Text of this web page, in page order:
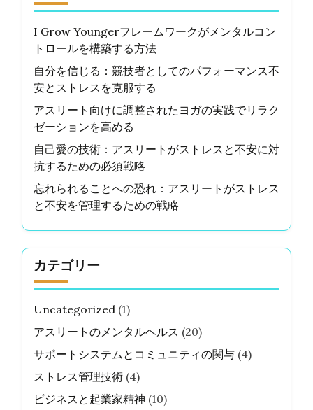
I Grow Youngerフレームワークがメンタルコン
トロールを構築する方法
自分を信じる：競技者としてのパフォーマンス不
安とストレスを克服する
アスリート向けに調整されたヨガの実践でリラク
ゼーションを高める
自己愛の技術：アスリートがストレスと不安に対
抗するための必須戦略
忘れられることへの恐れ：アスリートがストレス
と不安を管理するための戦略
カテゴリー
Uncategorized (1)
アスリートのメンタルヘルス (20)
サポートシステムとコミュニティの関与 (4)
ストレス管理技術 (4)
ビジネスと起業家精神 (10)